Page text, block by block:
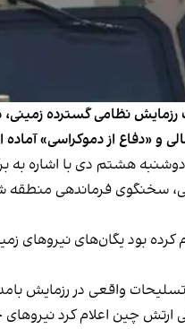
نظامی گسترده زمینی،
و «دفاع از دموکراسی»
هشتم دی با اشاره به
سخنگوی فرماندهی منطقه
تسلیحات واقعی در رزمایش
چین اعلام کرد